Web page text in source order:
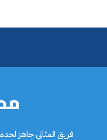
فريق المثالي جاهز